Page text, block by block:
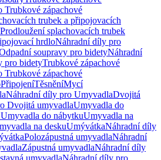
Trubkové zápachové
trubek a připojovacích
splachovacích trubek
hrdloNáhradní díly pro
soupravy pro bidetyNáhradní
pro bidetyTrubkové zápachové
Trubkové zápachové
PřipojeníTěsněníMycí
Náhradní díly pro UmyvadlaDvojitá
Dvojitá umyvadlaUmyvadla do
do nábytkuUmyvadla na
na deskuUmývátkaNáhradní díly
Polozápustná umyvadlaNáhradní
Zápustná umyvadlaNáhradní díly
umyvadlaNáhradní díly pro